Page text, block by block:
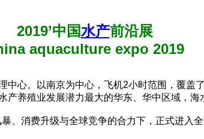
2019’中国水产前沿展
aquaculture expo 2019
中心。以南京为中心，飞机2小时范围，覆盖
养殖业发展潜力最大的华东、华中区域，
消费升级与全球竞争的合力下，正式进入